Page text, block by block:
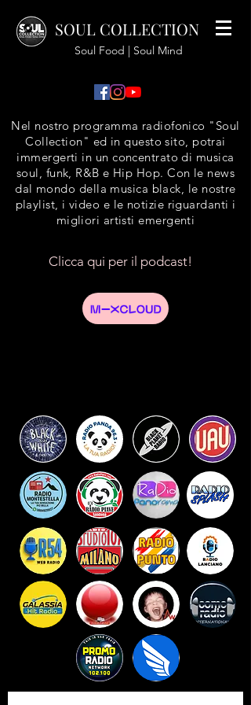
SOUL COLLECTION
Soul Food | Soul Mind
Nel nostro programma radiofonico "Soul
Collection" ed in questo sito, potrai
immergerti in un concentrato di musica
soul, funk, R&B e Hip Hop. Con le news
dal mondo della musica black, le nostre
playlist, i video e le notizie riguardanti i
migliori artisti emergenti
Clicca qui per il podcast!